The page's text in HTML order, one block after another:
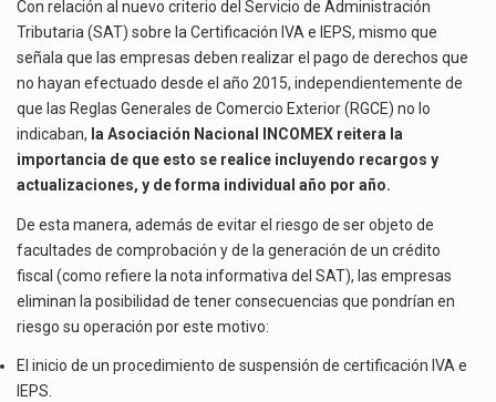
El gobierno de Estados Unidos anunciará un arancel del 15 % sobre los productos fabricados…
El Departamento de Agricultura de Estados Unidos (USDA) suspendió el 5 de agosto de 2026…
DE
AÑOS
ANTERIORES
POR
CERTIFICACIÓN
E
IEPS
Con relación al nuevo criterio del Servicio de Administración
Tributaria (SAT) sobre la Certificación IVA e IEPS, mismo que
señala que las empresas deben realizar el pago de derechos que
no hayan efectuado desde el año 2015, independientemente de
que las Reglas Generales de Comercio Exterior (RGCE) no lo
indicaban, la Asociación Nacional INCOMEX reitera la
importancia de que esto se realice incluyendo recargos y
actualizaciones, y de forma individual año por año.
De esta manera, además de evitar el riesgo de ser objeto de
facultades de comprobación y de la generación de un crédito
fiscal (como refiere la nota informativa del SAT), las empresas
eliminan la posibilidad de tener consecuencias que pondrían en
riesgo su operación por este motivo:
El inicio de un procedimiento de suspensión de certificación IVA e
IEPS.